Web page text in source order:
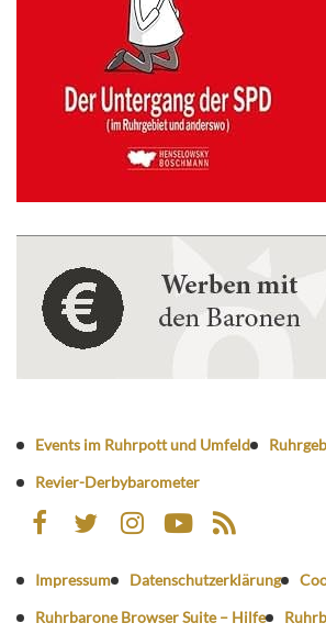
Events im Ruhrpott und Umfeld
Revier-Derbybarometer
Impressum Datenschutzerklärung
Ruhrbarone Browser Suite – Hilfe